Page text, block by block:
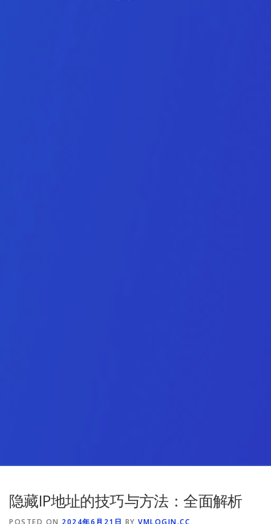
隐藏IP地址的技巧与方法：全面解析
POSTED ON 2024年6月21日 BY VMLOGIN.CC